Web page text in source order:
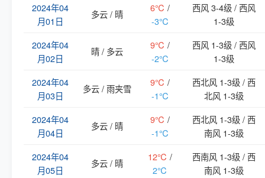
2024年04
月01日
多云 / 晴
6℃ /
-3℃
西风 3-4级 / 西风
1-3级
2024年04
月02日
晴 / 多云
9℃ /
-2℃
西风 1-3级 / 西风
1-3级
2024年04
月03日
多云 / 雨夹雪
9℃ /
-1℃
西北风 1-3级 / 西
北风 1-3级
2024年04
月04日
多云 / 晴
9℃ /
-1℃
西北风 1-3级 / 西
南风 1-3级
2024年04
月05日
多云 / 晴
12℃ /
2℃
西南风 1-3级 / 西
南风 1-3级